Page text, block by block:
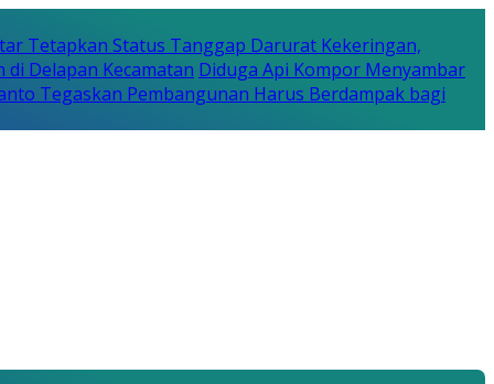
Tetapkan Status Tanggap Darurat Kekeringan,
Delapan Kecamatan Diduga Api Kompor Menyambar
Tegaskan Pembangunan Harus Berdampak bagi